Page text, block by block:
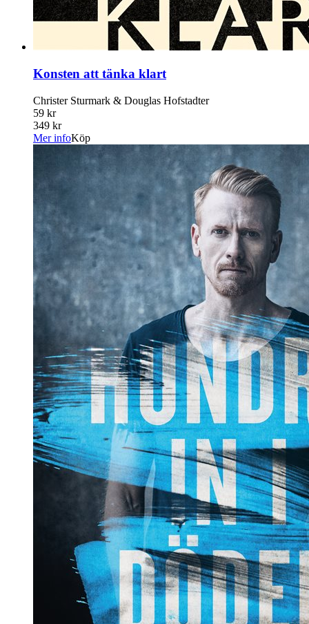
Konsten att tänka klart
Christer Sturmark & Douglas Hofstadter
59 kr
349 kr
Mer infoKöp